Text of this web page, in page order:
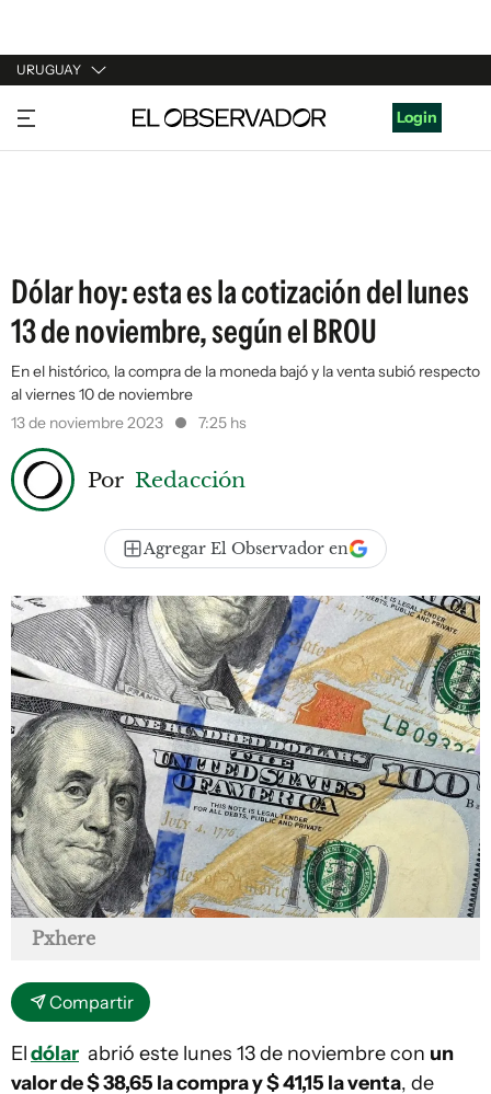
URUGUAY
URUGUAY
ARGENTINA
Login
Dólar hoy: esta es la cotización del lunes
13 de noviembre, según el BROU
En el histórico, la compra de la moneda bajó y la venta subió respecto
al viernes 10 de noviembre
13 de noviembre 2023
7:25 hs
Por Redacción
Agregar El Observador en
Pxhere
Compartir
Eldólar abrió este lunes 13 de noviembre con un
valor de $ 38,65 la compra y $ 41,15 la venta, de